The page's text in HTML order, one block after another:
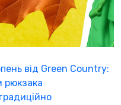
від Green Country:
рюкзака